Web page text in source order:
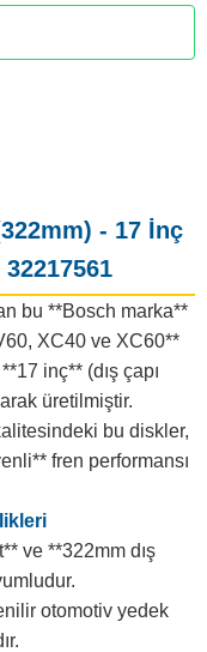
- 17 İnç
bu **Bosch marka**
XC40 ve XC60**
inç** (dış çapı
üretilmiştir.
bu diskler,
fren performansı
ve **322mm dış
otomotiv yedek